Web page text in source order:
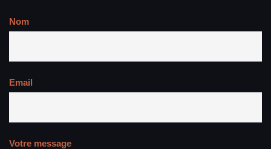
Nom
Email
Votre message